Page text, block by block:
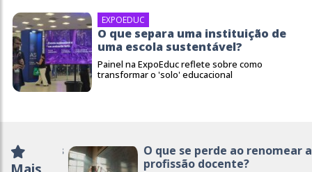
EXPOEDUC
O que separa uma instituição de
uma escola sustentável?
Painel na ExpoEduc reflete sobre como
transformar o 'solo' educacional
O que se perde ao renomear a
profissão docente?